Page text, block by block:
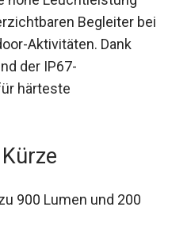
Begleiter
Aktivitäten.
und der IP67-
härteste